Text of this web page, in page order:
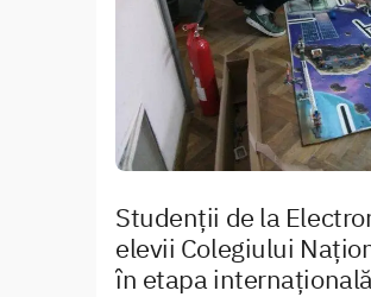
Studenții de la
elevii Colegiului
în etapa